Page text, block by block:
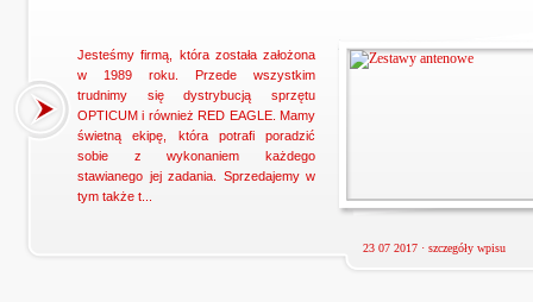
Jesteśmy firmą, która została założona
w 1989 roku. Przede wszystkim
trudnimy się dystrybucją sprzętu
OPTICUM i również RED EAGLE. Mamy
świetną ekipę, która potrafi poradzić
sobie z wykonaniem każdego
stawianego jej zadania. Sprzedajemy w
tym także t...
23 07 2017 · szczegóły wpisu